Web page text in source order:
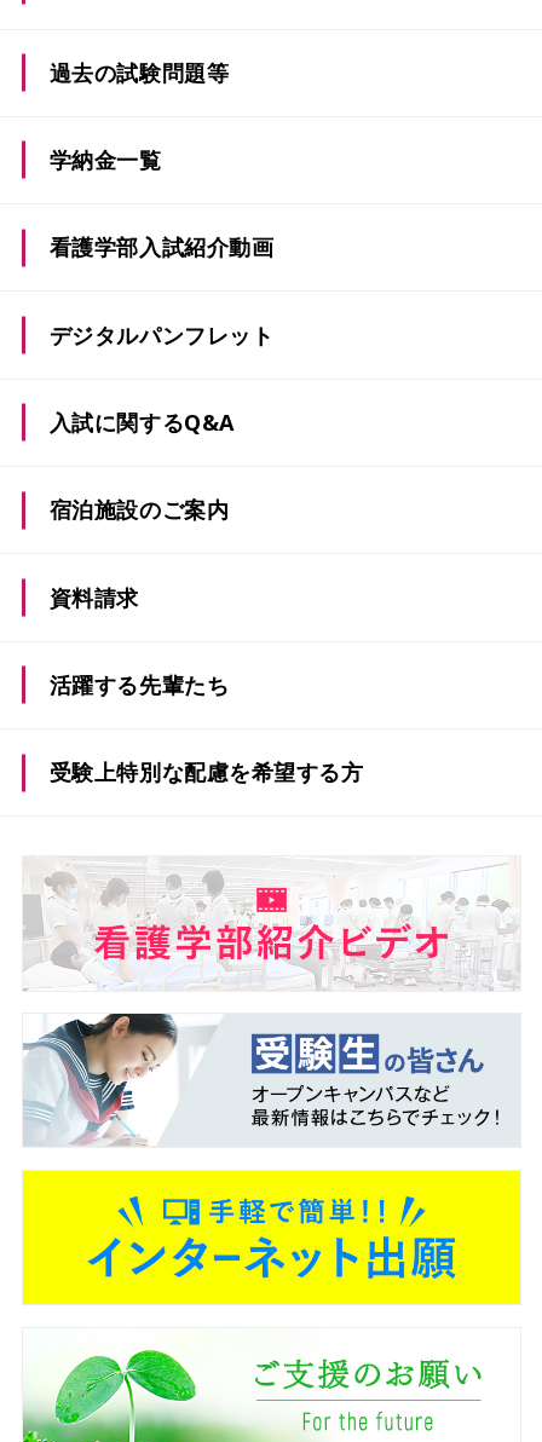
過去の試験問題等
学納金一覧
看護学部入試紹介動画
デジタルパンフレット
入試に関するQ&A
宿泊施設のご案内
資料請求
活躍する先輩たち
受験上特別な配慮を希望する方